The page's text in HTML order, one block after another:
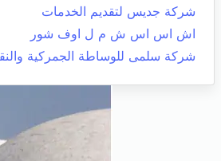
شركة جديس لتقديم الخدمات
اش اس اس ش م ل اوف شور
شركة سلمى للوساطة الجمركية